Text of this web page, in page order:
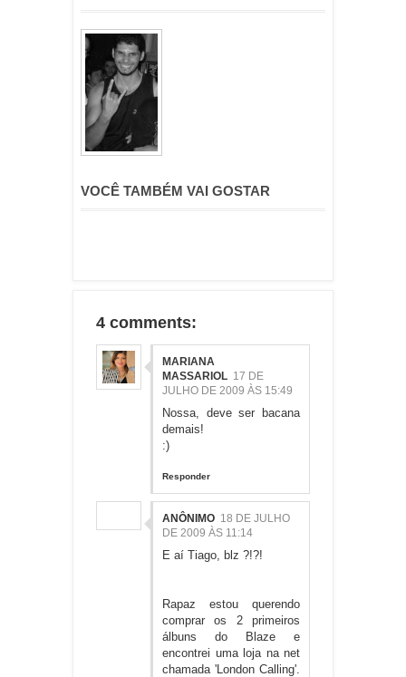
VOCÊ TAMBÉM VAI GOSTAR
4 comments:
MARIANA
MASSARIOL 17 DE
JULHO DE 2009 ÀS 15:49
Nossa, deve ser bacana
demais!
:)
Responder
ANÔNIMO 18 DE JULHO
DE 2009 ÀS 11:14
E aí Tiago, blz ?!?!
Rapaz estou querendo
comprar os 2 primeiros
álbuns do Blaze e
encontrei uma loja na net
chamada 'London Calling'.